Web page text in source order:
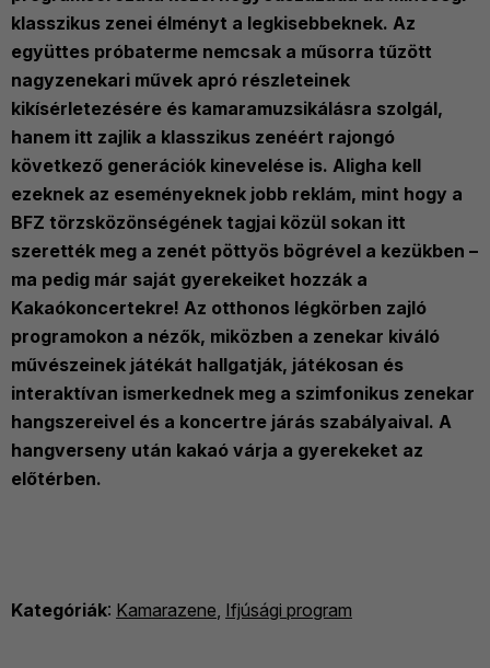
klasszikus zenei élményt a legkisebbeknek. Az
együttes próbaterme nemcsak a műsorra tűzött
nagyzenekari művek apró részleteinek
kikísérletezésére és kamaramuzsikálásra szolgál,
hanem itt zajlik a klasszikus zenéért rajongó
következő generációk kinevelése is. Aligha kell
ezeknek az eseményeknek jobb reklám, mint hogy a
BFZ törzsközönségének tagjai közül sokan itt
szerették meg a zenét pöttyös bögrével a kezükben –
ma pedig már saját gyerekeiket hozzák a
Kakaókoncertekre! Az otthonos légkörben zajló
programokon a nézők, miközben a zenekar kiváló
művészeinek játékát hallgatják, játékosan és
interaktívan ismerkednek meg a szimfonikus zenekar
hangszereivel és a koncertre járás szabályaival. A
hangverseny után kakaó várja a gyerekeket az
előtérben.
Kategóriák: Kamarazene Ifjúsági program